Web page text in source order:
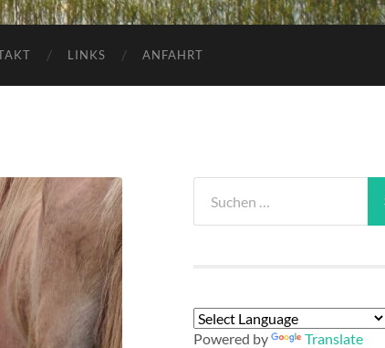
LINKS ANFAHRT
nach:
Powered by Translate